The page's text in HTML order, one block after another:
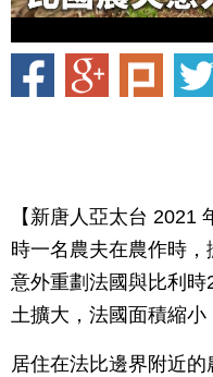
【新唐人亞太台 2021
時一名農夫在農作時
意外重劃法國與比利
土擴大，法國面積縮小
居住在法比邊界附近